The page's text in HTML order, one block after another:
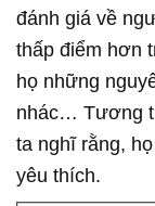
đánh giá về
thấp điểm hơn
họ những
nhác… Tương
ta nghĩ rằng,
yêu thích.